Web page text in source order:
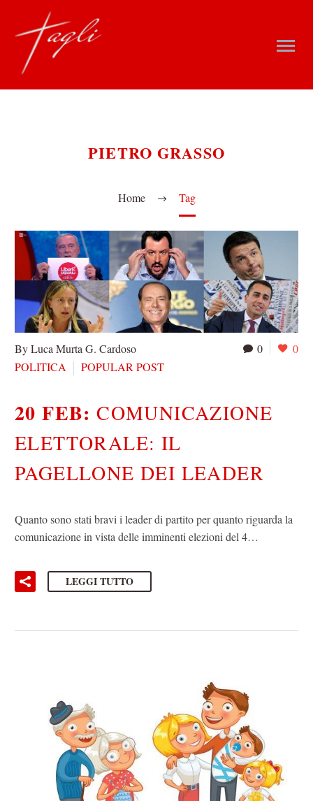
PIETRO GRASSO
Home Tag
0 0
By Luca Murta G. Cardoso
POLITICA
POPULAR POST
20 FEB:COMUNICAZIONE
ELETTORALE: IL
PAGELLONE DEI LEADER
Quanto sono stati bravi i leader di partito per quanto riguarda la
comunicazione in vista delle imminenti elezioni del 4…
LEGGI TUTTO